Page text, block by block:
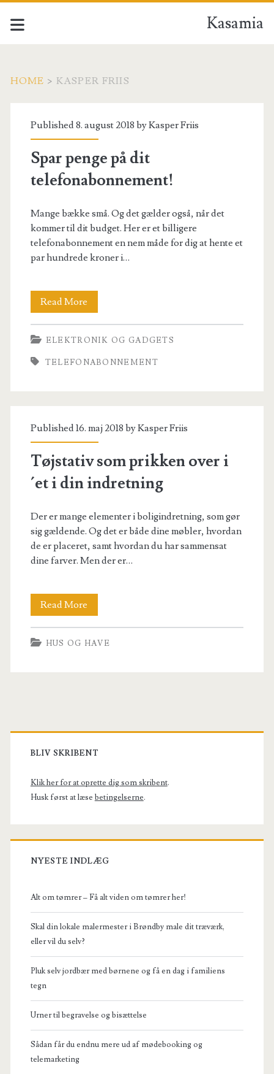
Kasamia
HOME > KASPER FRIIS
Forfatter:
<span>Kasper
Friis</span>
Published 8. august 2018 byKasper Friis
Spar penge på dit
telefonabonnement!
Mange bække små. Og det gælder også, når det
kommer til dit budget. Her er et billigere
telefonabonnement en nem måde for dig at hente et
par hundrede kroner i…
Read More
penge
på
dit
ELEKTRONIK OG GADGETS
TELEFONABONNEMENT
Published 16. maj 2018 byKasper Friis
Tøjstativ som prikken over i
´et i din indretning
Der er mange elementer i boligindretning, som gør
sig gældende. Og det er både dine møbler, hvordan
de er placeret, samt hvordan du har sammensat
dine farver. Men der er…
Read More
som
prikken
i
din
indretning
HUS OG HAVE
Primary
Sidebar
BLIV SKRIBENT
Klik her for at oprette dig som skribent.
Husk først at læse betingelserne.
NYESTE INDLÆG
Alt om tømrer – Få alt viden om tømrer her!
Skal din lokale malermester i Brøndby male dit træværk,
eller vil du selv?
Pluk selv jordbær med børnene og få en dag i familiens
tegn
Urner til begravelse og bisættelse
Sådan får du endnu mere ud af mødebooking og
telemarketing